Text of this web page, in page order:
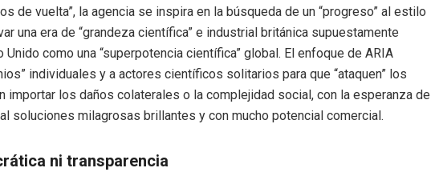
de vuelta”, la agencia se inspira en la búsqueda de un “progreso” al estilo
una era de “grandeza científica” e industrial británica supuestamente
Unido como una “superpotencia científica” global. El enfoque de ARIA
individuales y a actores científicos solitarios para que “ataquen” los
importar los daños colaterales o la complejidad social, con la esperanza de
soluciones milagrosas brillantes y con mucho potencial comercial.
ni transparencia